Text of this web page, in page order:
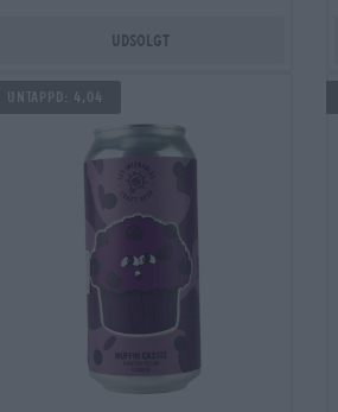
Udsolgt
UNTAPPD: 4,04